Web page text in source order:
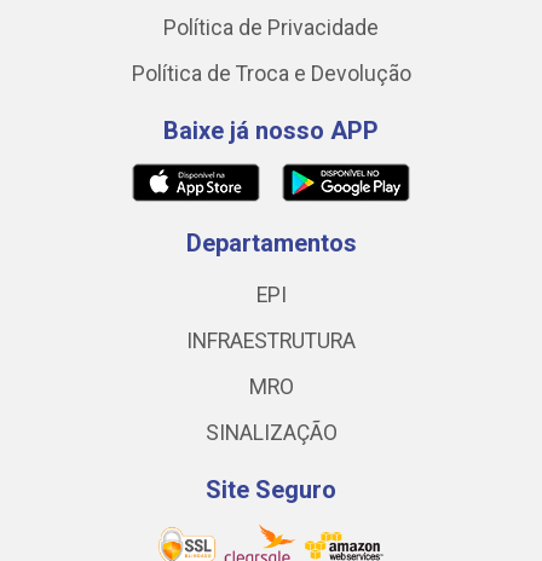
Política de Privacidade
Política de Troca e Devolução
Baixe já nosso APP
Departamentos
EPI
INFRAESTRUTURA
MRO
SINALIZAÇÃO
Site Seguro